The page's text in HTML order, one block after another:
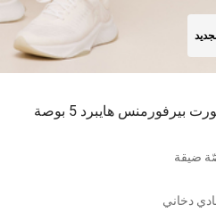
بيرفورمنس هايبرد 5 بوصة
ضيقة
دخاني